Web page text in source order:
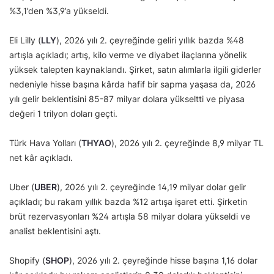
%3,1’den %3,9’a yükseldi.
Eli Lilly (LLY), 2026 yılı 2. çeyreğinde geliri yıllık bazda %48
artışla açıkladı; artış, kilo verme ve diyabet ilaçlarına yönelik
yüksek talepten kaynaklandı. Şirket, satın alımlarla ilgili giderler
nedeniyle hisse başına kârda hafif bir sapma yaşasa da, 2026
yılı gelir beklentisini 85-87 milyar dolara yükseltti ve piyasa
değeri 1 trilyon doları geçti.
Türk Hava Yolları (THYAO), 2026 yılı 2. çeyreğinde 8,9 milyar TL
net kâr açıkladı.
Uber (UBER), 2026 yılı 2. çeyreğinde 14,19 milyar dolar gelir
açıkladı; bu rakam yıllık bazda %12 artışa işaret etti. Şirketin
brüt rezervasyonları %24 artışla 58 milyar dolara yükseldi ve
analist beklentisini aştı.
Shopify (SHOP), 2026 yılı 2. çeyreğinde hisse başına 1,16 dolar